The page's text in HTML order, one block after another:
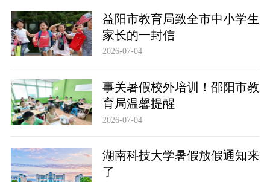
益阳市教育局致全市中小学生
家长的一封信
2026-07-04
事关暑假校外培训！邵阳市教
育局温馨提醒
2026-07-04
湖南科技大学暑假放假通知来
了